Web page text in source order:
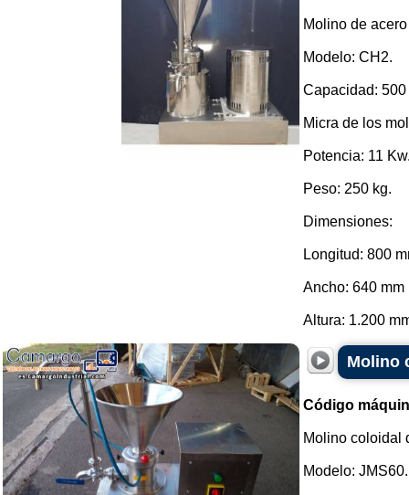
Molino de
Modelo: CH2.
Capacidad:
Micra de los
Potencia: 11
Peso: 250 kg.
Dimensiones:
Longitud: 800
Ancho: 640 mm
Altura: 1.200
Molino
Código
Molino coloidal
Modelo: JMS60.